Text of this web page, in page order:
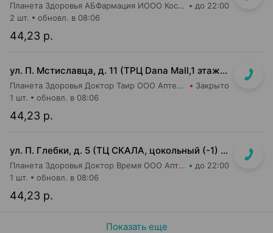
Планета Здоровья АБФармация ИООО Косметический магазин №4 до 22:00
44,23 р.
2 шт. обновл. в 08:06
ул. П. Мстиславца, д. 11 (ТРЦ Dana Mall,1 этаж, напротив 26-ой кассы магазина Green)
Планета Здоровья Доктор Таир ООО Аптека №26 Закрыто
44,23 р.
1 шт. обновл. в 08:06
ул. П. Глебки, д. 5 (ТЦ СКАЛА, цокольный (-1) этаж)
Планета Здоровья Доктор Время ООО Аптека №50 до 22:00
44,23 р.
1 шт. обновл. в 08:06
Показать еще